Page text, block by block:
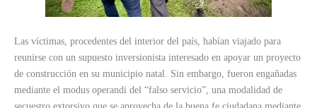
Las víctimas, procedentes del interior del país, habían viajado para
reunirse con un supuesto inversionista interesado en apoyar un proyecto
de construcción en su municipio natal. Sin embargo, fueron engañadas
mediante el modus operandi del “falso servicio”, una modalidad de